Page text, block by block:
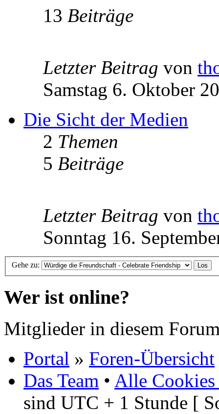
13 Beiträge
Letzter Beitrag von
Samstag 6. Oktober
Die Sicht der Medien
2 Themen
5 Beiträge
Letzter Beitrag von
Sonntag 16.
Gehe zu:
Wer ist online?
Mitglieder in diesem
Portal » Foren-Übersicht
Das Team • Alle Cookies
sind UTC + 1 Stunde [